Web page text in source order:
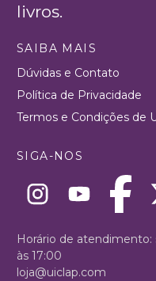
livros.
SAIBA MAIS
Dúvidas e Contato
Política de Privacidade
Termos e Condições de
SIGA-NOS
Horário de atendimento:
às 17:00
loja@uiclap.com